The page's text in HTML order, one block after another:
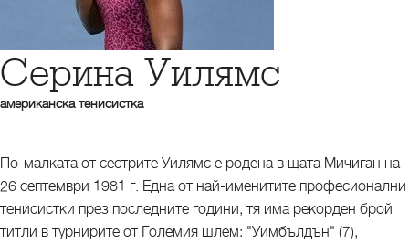
Серина Уилямс
американска тенисистка
По-малката от сестрите Уилямс е родена в щата Мичиган на
26 септември 1981 г. Една от най-именитите професионални
тенисистки през последните години, тя има рекорден брой
титли в турнирите от Големия шлем: "Уимбълдън" (7),